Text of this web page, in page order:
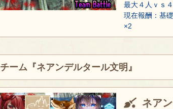
最大４人ｖｓ
現在報酬：基
×2
チーム『ネアンデルタール文明』
ネア